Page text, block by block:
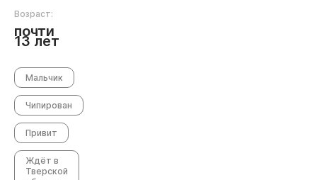
Возраст:
почти
13 лет
Мальчик
Чипирован
Привит
Ждёт в
Тверской